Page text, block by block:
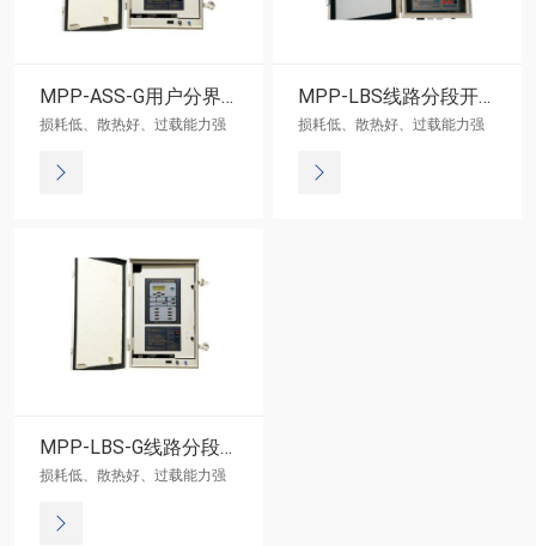
MPP-ASS-G用户分界控制器（四遥、通讯方式）
损耗低、散热好、过载能力强
MPP-LBS线路分段开关控制器（菜单设定方式）
损耗低、散热好、过载能力强
MPP-LBS-G线路分段开关控制器（四遥、通讯方式）
损耗低、散热好、过载能力强